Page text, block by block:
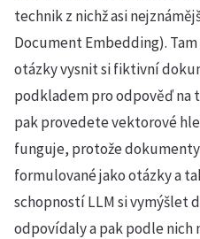
technik z nichž asi
Document Embedding).
otázky vysnit si fiktivní
podkladem pro odpověď na
pak provedete vektorové
funguje, protože
formulované jako otázky a
schopností LLM si vymýšlet
odpovídaly a pak podle